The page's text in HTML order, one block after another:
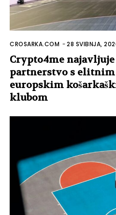
CROSARKA.COM -28 SVIBNJA,
Crypto4me najavljuje
partnerstvo s elitnim
europskim
klubom